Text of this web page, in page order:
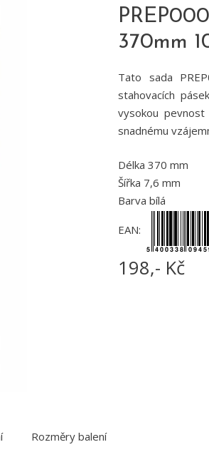
370mm
Tato sada
stahovacích
vysokou
snadnému
Délka 370 mm
Šířka 7,6 mm
Barva bílá
EAN:
198,- Kč
Rozměry balení